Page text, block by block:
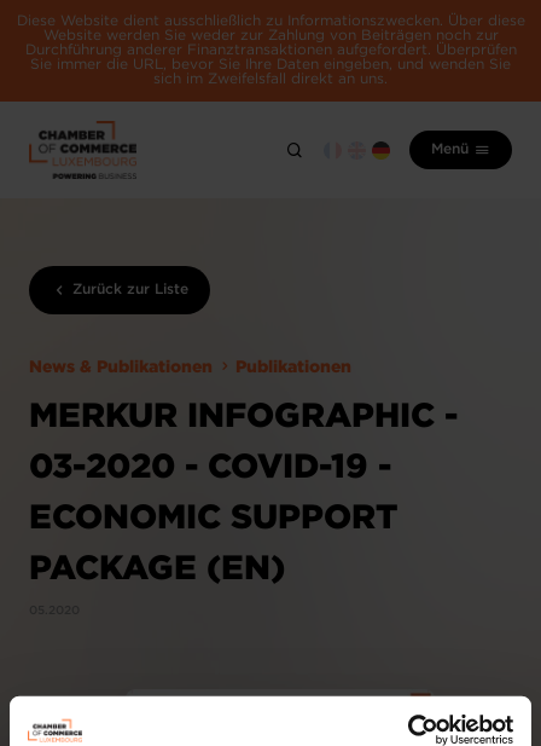
Diese Website dient ausschließlich zu Informationszwecken. Über diese
Website werden Sie weder zur Zahlung von Beiträgen noch zur
Durchführung anderer Finanztransaktionen aufgefordert. Überprüfen
Sie immer die URL, bevor Sie Ihre Daten eingeben, und wenden Sie
sich im Zweifelsfall direkt an uns.
Menü
Zurück zur Liste
News & Publikationen Publikationen
MERKUR INFOGRAPHIC -
03-2020 - COVID-19 -
ECONOMIC SUPPORT
PACKAGE (EN)